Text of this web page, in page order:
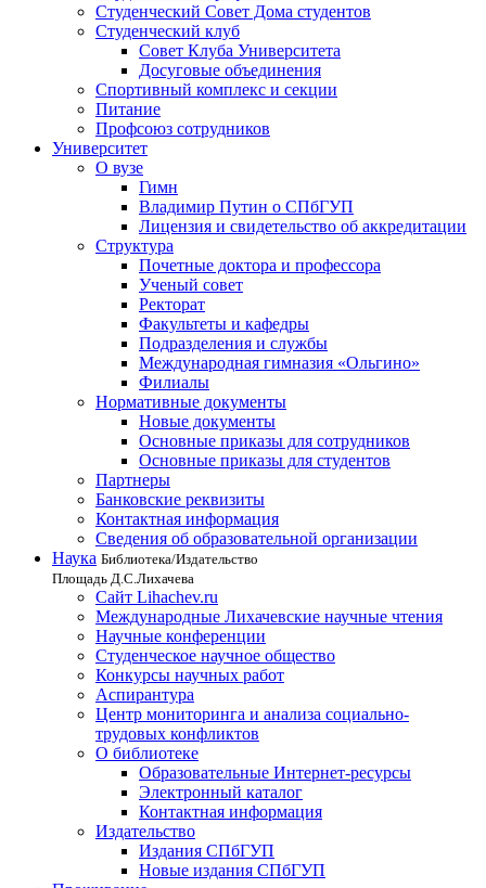
Студенческий Совет Дома студентов
Студенческий клуб
Совет Клуба Университета
Досуговые объединения
Спортивный комплекс и секции
Питание
Профсоюз сотрудников
Университет
О вузе
Гимн
Владимир Путин о СПбГУП
Лицензия и свидетельство об аккредитации
Структура
Почетные доктора и профессора
Ученый совет
Ректорат
Факультеты и кафедры
Подразделения и службы
Международная гимназия «Ольгино»
Филиалы
Нормативные документы
Новые документы
Основные приказы для сотрудников
Основные приказы для студентов
Партнеры
Банковские реквизиты
Контактная информация
Сведения об образовательной организации
Наука Библиотека/Издательство
Площадь Д.С.Лихачева
Сайт Lihachev.ru
Международные Лихачевские научные чтения
Научные конференции
Студенческое научное общество
Конкурсы научных работ
Аспирантура
Центр мониторинга и анализа социально-
трудовых конфликтов
О библиотеке
Образовательные Интернет-ресурсы
Электронный каталог
Контактная информация
Издательство
Издания СПбГУП
Новые издания СПбГУП